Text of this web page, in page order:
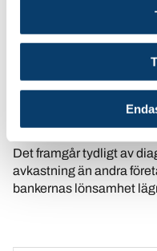
lönsamma jämfört med
inte dra för stora växlar
visas avkastningen på
senaste
Det framgår tydligt av
avkastning än andra
bankernas lönsamhet